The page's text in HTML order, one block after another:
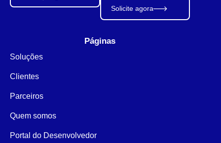
Solicite agora
Páginas
Soluções
Clientes
Parceiros
Quem somos
Portal do Desenvolvedor